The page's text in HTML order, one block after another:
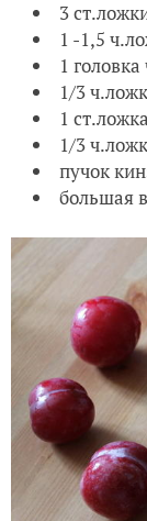
3
1 -1,5
1
1/3
1
1/3
пучок
большая